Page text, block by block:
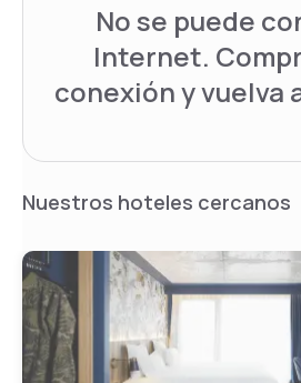
No se puede
Internet.
conexión y vuelva
Nuestros hoteles cercanos